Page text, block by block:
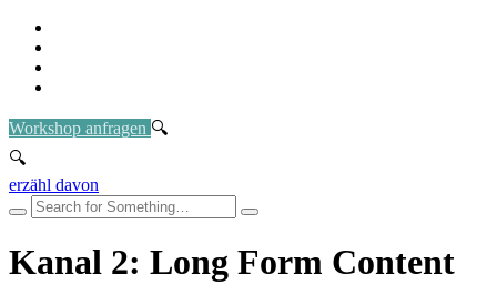
Workshop anfragen
erzähl davon
Kanal 2: Long Form Content